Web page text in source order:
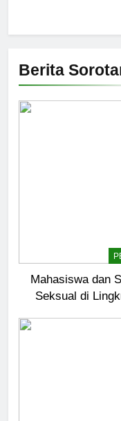
Berita
Mahasiswa dan
Seksual di